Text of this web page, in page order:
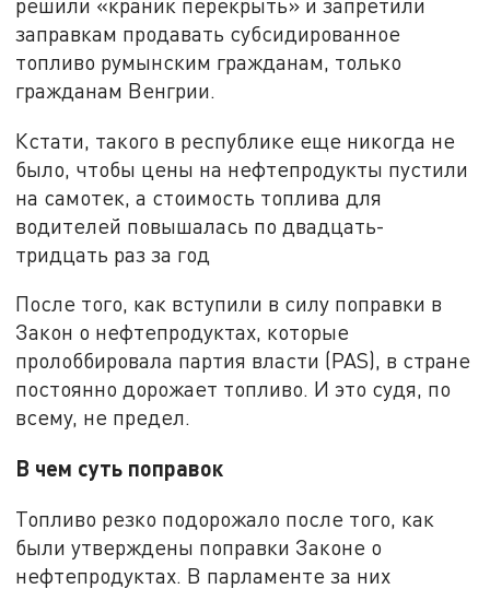
заправкам продавать субсидированное
топливо румынским гражданам, только
гражданам Венгрии.
Кстати, такого в республике еще никогда не
было, чтобы цены на нефтепродукты пустили
на самотек, а стоимость топлива для
водителей повышалась по двадцать-
тридцать раз за год
После того, как вступили в силу поправки в
Закон о нефтепродуктах, которые
пролоббировала партия власти (PAS), в стране
постоянно дорожает топливо. И это судя, по
всему, не предел.
В чем суть поправок
Топливо резко подорожало после того, как
были утверждены поправки Законе о
нефтепродуктах. В парламенте за них